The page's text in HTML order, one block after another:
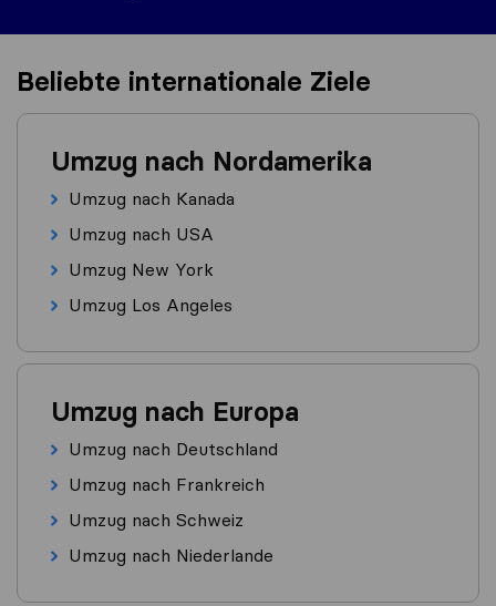
Beliebte internationale Ziele
Umzug nach Nordamerika
Umzug nach Kanada
Umzug nach USA
Umzug New York
Umzug Los Angeles
Umzug nach Europa
Umzug nach Deutschland
Umzug nach Frankreich
Umzug nach Schweiz
Umzug nach Niederlande